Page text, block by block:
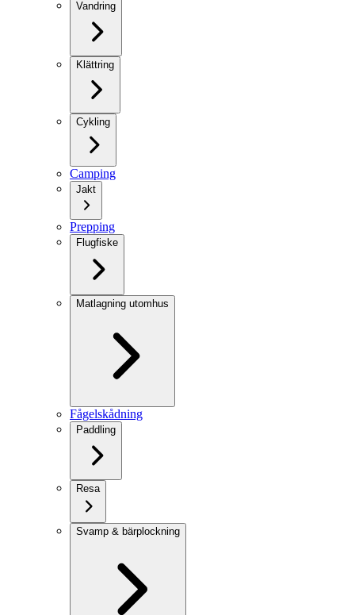
Vandring
Klättring
Cykling
Camping
Jakt
Prepping
Flugfiske
Matlagning utomhus
Fågelskådning
Paddling
Resa
Svamp & bärplockning